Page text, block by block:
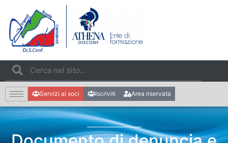
Servizi ai soci Iscriviti Area riservata